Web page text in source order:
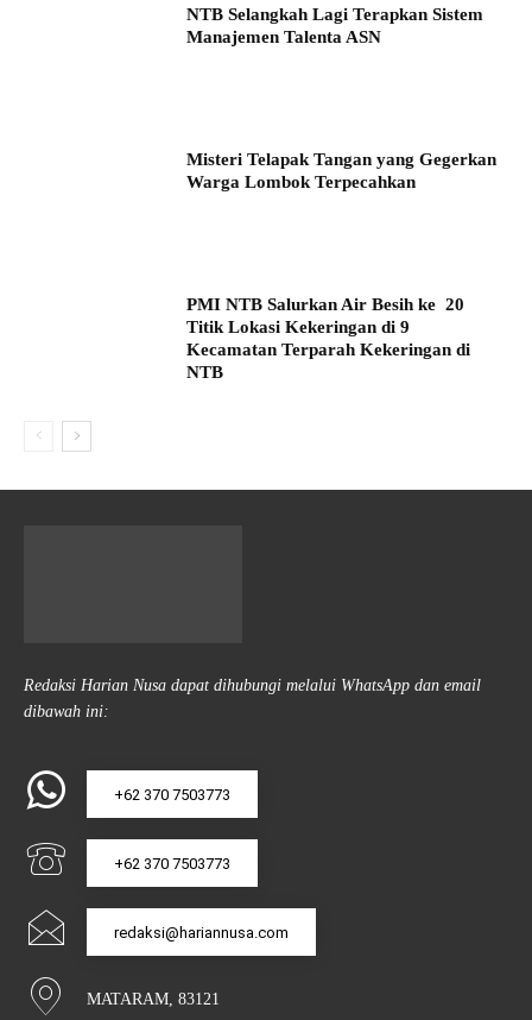
NTB Selangkah Lagi Terapkan Sistem
Manajemen Talenta ASN
Misteri Telapak Tangan yang Gegerkan
Warga Lombok Terpecahkan
PMI NTB Salurkan Air Besih ke 20
Titik Lokasi Kekeringan di 9
Kecamatan Terparah Kekeringan di
NTB
Redaksi Harian Nusa dapat dihubungi melalui WhatsApp dan email
dibawah ini:
+62 370 7503773
+62 370 7503773
redaksi@hariannusa.com
MATARAM, 83121